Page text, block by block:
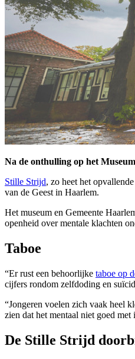
Na de onthulling op het
Stille Strijd, zo heet het
van de Geest in Haarlem.
Het museum en Gemeente
openheid over mentale klachten
Taboe
“Er rust een behoorlijke taboe op
cijfers rondom zelfdoding en
“Jongeren voelen zich vaak heel
zien dat het mentaal niet goed met
De Stille Strijd